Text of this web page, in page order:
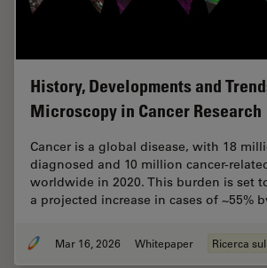
History, Developments and
Microscopy in Cancer Research
Cancer is a global disease, with 18
diagnosed and 10 million cancer-
worldwide in 2020. This burden is set
a projected increase in cases of ~55%
Mar 16, 2026 Whitepaper Ricerca